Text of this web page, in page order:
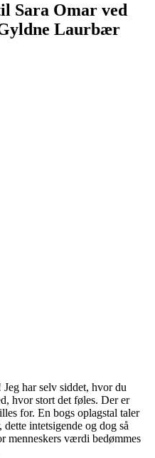
Sara Omar ved
Laurbær
har selv siddet, hvor du
hvor stort det føles. Der er
for. En bogs oplagstal taler
intetsigende og dog så
menneskers værdi bedømmes